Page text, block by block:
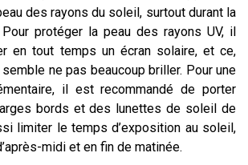
des rayons du soleil, surtout durant la
protéger la peau des rayons UV, il
en tout temps un écran solaire, et ce,
ne pas beaucoup briller. Pour une
il est recommandé de porter
bords et des lunettes de soleil de
limiter le temps d’exposition au soleil,
midi et en fin de matinée.